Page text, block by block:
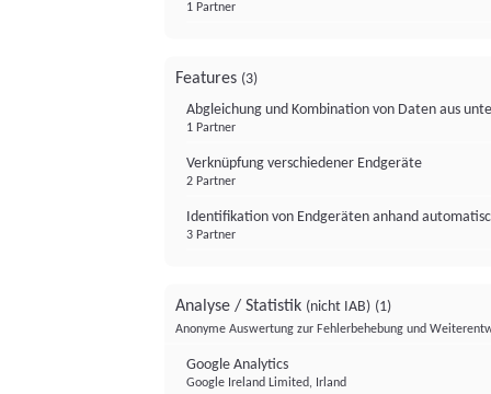
1 Partner
Features (3)
Abgleichung und Kombination von Daten aus
1 Partner
Verknüpfung verschiedener Endgeräte
2 Partner
Identifikation von Endgeräten anhand
3 Partner
Analyse / Statistik (nicht IAB) (1)
Anonyme Auswertung zur Fehlerbehebung und
Google Analytics
Google Ireland Limited, Irland